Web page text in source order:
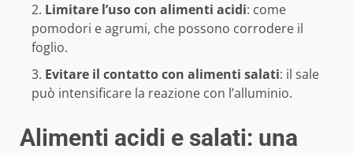
Limitare l’uso con alimenti acidi: come
pomodori e agrumi, che possono corrodere il
foglio.
Evitare il contatto con alimenti salati: il sale
può intensificare la reazione con l’alluminio.
Alimenti acidi e salati: una